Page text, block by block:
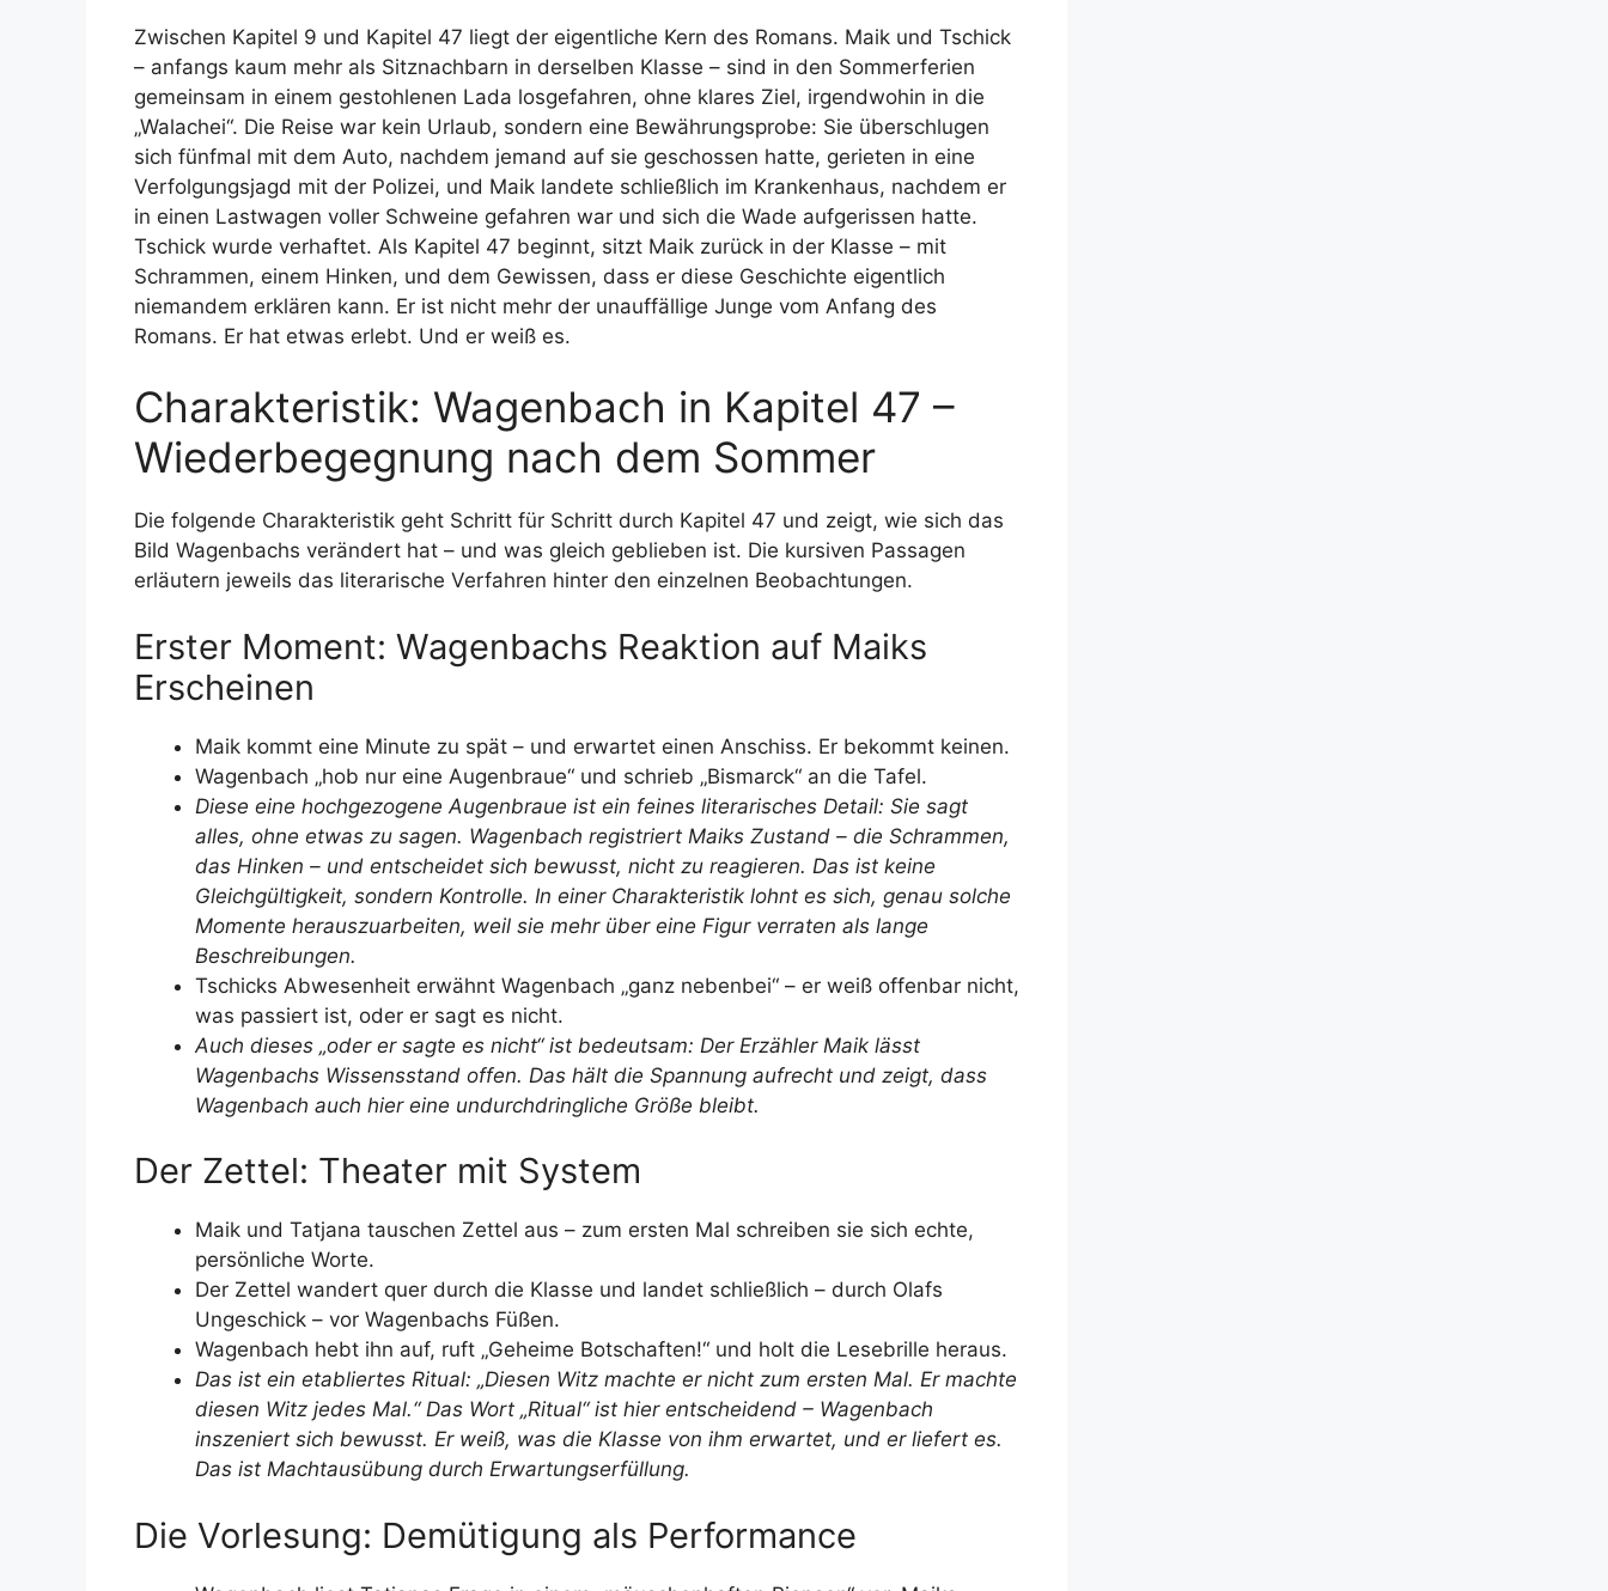
Zwischen Kapitel 9 und Kapitel 47 liegt der eigentliche Kern des Romans. Maik und Tschick
– anfangs kaum mehr als Sitznachbarn in derselben Klasse – sind in den Sommerferien
gemeinsam in einem gestohlenen Lada losgefahren, ohne klares Ziel, irgendwohin in die
„Walachei“. Die Reise war kein Urlaub, sondern eine Bewährungsprobe: Sie überschlugen
sich fünfmal mit dem Auto, nachdem jemand auf sie geschossen hatte, gerieten in eine
Verfolgungsjagd mit der Polizei, und Maik landete schließlich im Krankenhaus, nachdem er
in einen Lastwagen voller Schweine gefahren war und sich die Wade aufgerissen hatte.
Tschick wurde verhaftet. Als Kapitel 47 beginnt, sitzt Maik zurück in der Klasse – mit
Schrammen, einem Hinken, und dem Gewissen, dass er diese Geschichte eigentlich
niemandem erklären kann. Er ist nicht mehr der unauffällige Junge vom Anfang des
Romans. Er hat etwas erlebt. Und er weiß es.
Charakteristik: Wagenbach in Kapitel 47 –
Wiederbegegnung nach dem Sommer
Die folgende Charakteristik geht Schritt für Schritt durch Kapitel 47 und zeigt, wie sich das
Bild Wagenbachs verändert hat – und was gleich geblieben ist. Die kursiven Passagen
erläutern jeweils das literarische Verfahren hinter den einzelnen Beobachtungen.
Erster Moment: Wagenbachs Reaktion auf Maiks
Erscheinen
Maik kommt eine Minute zu spät – und erwartet einen Anschiss. Er bekommt keinen.
Wagenbach „hob nur eine Augenbraue“ und schrieb „Bismarck“ an die Tafel.
Diese eine hochgezogene Augenbraue ist ein feines literarisches Detail: Sie sagt
alles, ohne etwas zu sagen. Wagenbach registriert Maiks Zustand – die Schrammen,
das Hinken – und entscheidet sich bewusst, nicht zu reagieren. Das ist keine
Gleichgültigkeit, sondern Kontrolle. In einer Charakteristik lohnt es sich, genau solche
Momente herauszuarbeiten, weil sie mehr über eine Figur verraten als lange
Beschreibungen.
Tschicks Abwesenheit erwähnt Wagenbach „ganz nebenbei“ – er weiß offenbar nicht,
was passiert ist, oder er sagt es nicht.
Auch dieses „oder er sagte es nicht“ ist bedeutsam: Der Erzähler Maik lässt
Wagenbachs Wissensstand offen. Das hält die Spannung aufrecht und zeigt, dass
Wagenbach auch hier eine undurchdringliche Größe bleibt.
Der Zettel: Theater mit System
Maik und Tatjana tauschen Zettel aus – zum ersten Mal schreiben sie sich echte,
persönliche Worte.
Der Zettel wandert quer durch die Klasse und landet schließlich – durch Olafs
Ungeschick – vor Wagenbachs Füßen.
Wagenbach hebt ihn auf, ruft „Geheime Botschaften!“ und holt die Lesebrille heraus.
Das ist ein etabliertes Ritual: „Diesen Witz machte er nicht zum ersten Mal. Er machte
diesen Witz jedes Mal.“ Das Wort „Ritual“ ist hier entscheidend – Wagenbach
inszeniert sich bewusst. Er weiß, was die Klasse von ihm erwartet, und er liefert es.
Das ist Machtausübung durch Erwartungserfüllung.
Die Vorlesung: Demütigung als Performance